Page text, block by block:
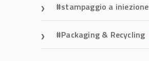
stampaggio a iniezione
Packaging & Recycling